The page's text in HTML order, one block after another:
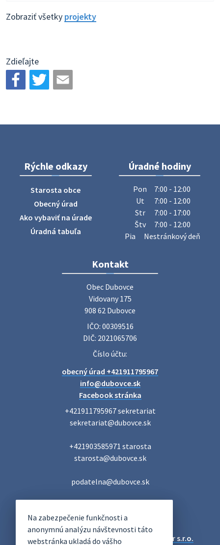
Na zabezpečenie funkčnosti a
anonymnú analýzu návštevnosti táto
webstránka ukladá do vášho
Zobraziť všetky projekty
Zdieľajte
OFICIÁLNE STRÁNKY
Technický prevádzkovateľ:Alphabet partner s.r.o.
Rýchle odkazy
Starosta obce
Obecný úrad
Ako vybaviť na úrade
Úradná tabuľa
Úradné hodiny
Pon
7:00 - 12:00
Ut
7:00 - 12:00
Str
7:00 - 17:00
Štv
7:00 - 12:00
Pia
Nestránkový deň
Kontakt
Obec Dubovce
Vidovany 175
908 62 Dubovce
IČO: 00309516
DIČ: 2021065706
Číslo účtu:
obecný úrad +421911795967
info@dubovce.sk
Facebook stránka
+421911795967 sekretariat
sekretariat@dubovce.sk
+421903585971 starosta
starosta@dubovce.sk
podatelna@dubovce.sk